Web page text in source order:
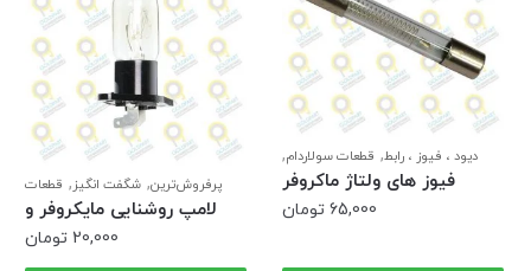
دیود ، فیوز ، رابط, قطعات سولاردام,
های ولتاژ
فیوز های ولتاژ ماکروفر
65,000 تومان
پرفروش‌ترین,شگفت انگیز, قطعات
سولاردام
قطعات ماکروفر ال جی ,لامپ
روشنایی
لامپ روشنایی مایکروفر و
سولاردام ال جی
20,000 تومان